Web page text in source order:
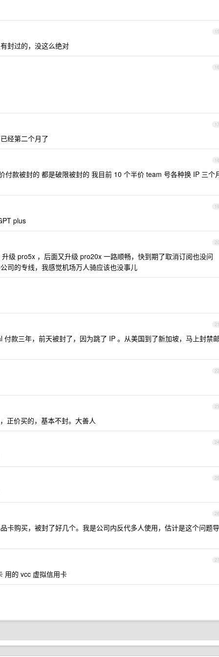
15
封过的，没这么绝对
16
17
经第二个月了
18
付款被封的 都是破限被封的 我目前 10 个半价 team 号各种换 IP 三个
19
plus
20
级 pro5x ，后面又升级 pro20x 一路顺畅，快到期了取消订阅也没问
司的专线，我感觉机场万人骑应该也没事儿
21
款三年，前天被封了，因为跳了 IP 。从美国到了新加坡，马上封禁
22
23
正价买的，基本不封。大善人
24
25
26
卡购买，被封了好几个。我是公司内反代多人使用，估计是这个问题导
27
用的 vcc 虚拟信用卡